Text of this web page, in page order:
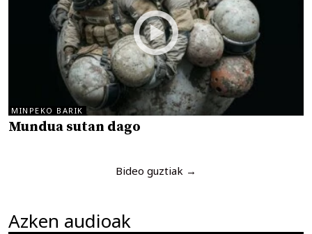
MINPEKO BARIK
Mundua sutan dago
Bideo guztiak →
Azken audioak